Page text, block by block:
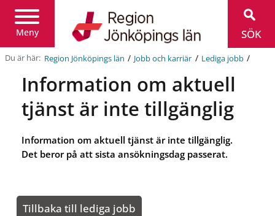
Meny
Jönköpings
län
SÖK
Du är här: Region Jönköpings län / Jobb och karriär / Lediga jobb /
Information om aktuell
tjänst är inte tillgänglig
Information om aktuell tjänst är inte tillgänglig.
Det beror på att sista ansökningsdag passerat.
Tillbaka till lediga jobb